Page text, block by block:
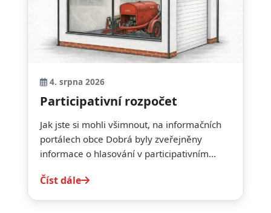
4. srpna 2026
Participativní rozpočet
Jak jste si mohli všimnout, na informačních
portálech obce Dobrá byly zveřejněny
informace o hlasování v participativním...
Číst dále